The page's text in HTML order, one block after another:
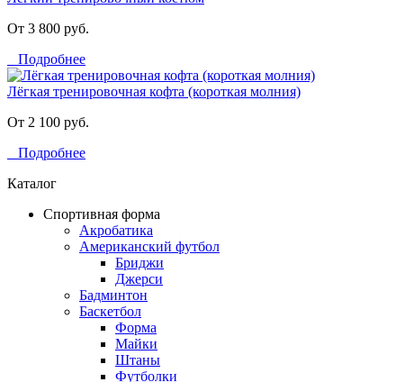
От 3 800 руб.
Подробнее
Лёгкая тренировочная кофта (короткая молния)
От 2 100 руб.
Подробнее
Каталог
Спортивная форма
Акробатика
Американский футбол
Бриджи
Джерси
Бадминтон
Баскетбол
Форма
Майки
Штаны
Футболки